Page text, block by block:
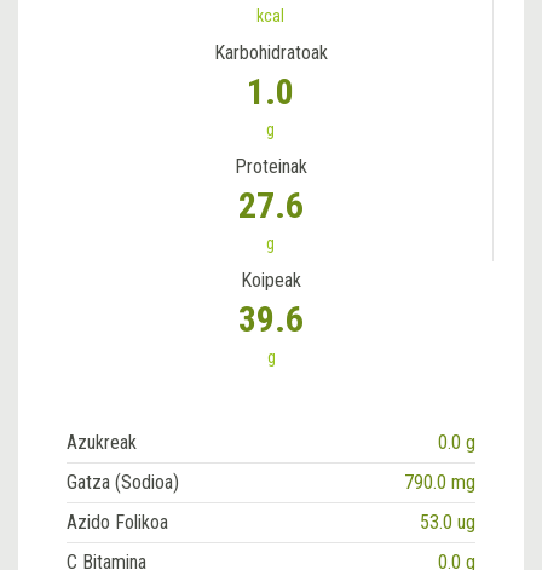
kcal
Karbohidratoak
1.0
g
Proteinak
27.6
g
Koipeak
39.6
g
Azukreak
0.0 g
Gatza (Sodioa)
790.0 mg
Azido Folikoa
53.0 ug
C Bitamina
0.0 g